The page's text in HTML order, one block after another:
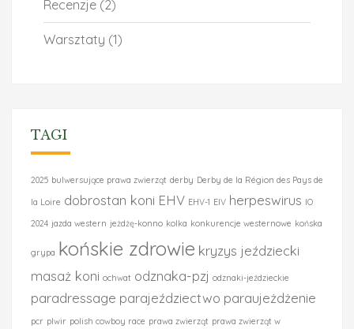
Recenzje (2)
Warsztaty (1)
TAGI
2025 bulwersujące prawa zwierząt derby Derby de la Région des Pays de
la Loire dobrostan koni EHV EHV-1 EIV herpeswirus IO
2024 jazda western jeżdżę-konno kolka konkurencje westernowe końska
grypa końskie zdrowie kryzys jeździecki
masaż koni ochwat odznaka-pzj odznaki-jeździeckie
paradressage parajeździectwo paraujeżdżenie
pcr plwir polish cowboy race prawa zwierząt prawa zwierząt w